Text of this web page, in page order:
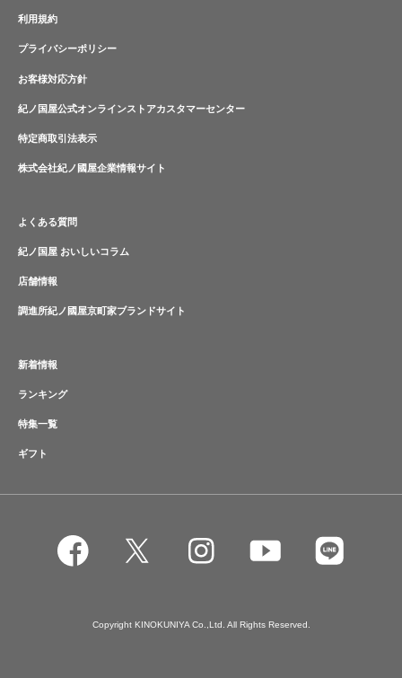
利用規約
プライバシーポリシー
お客様対応方針
紀ノ国屋公式オンラインストアカスタマーセンター
特定商取引法表示
株式会社紀ノ國屋企業情報サイト
よくある質問
紀ノ国屋 おいしいコラム
店舗情報
調進所紀ノ國屋京町家ブランドサイト
新着情報
ランキング
特集一覧
ギフト
Copyright KINOKUNIYA Co.,Ltd. All Rights Reserved.